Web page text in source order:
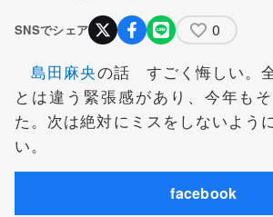
SNSでシェア 0
島田麻央の話 すごく悔しい。
とは違う緊張感があり、今年も
た。次は絶対にミスをしないよう
い。
facebook